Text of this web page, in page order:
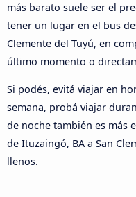
más barato suele ser el
tener un lugar en el bus
Clemente del Tuyú, en
último momento o
Si podés, evitá viajar en
semana, probá viajar
de noche también es más
de Ituzaingó, BA a San
llenos.